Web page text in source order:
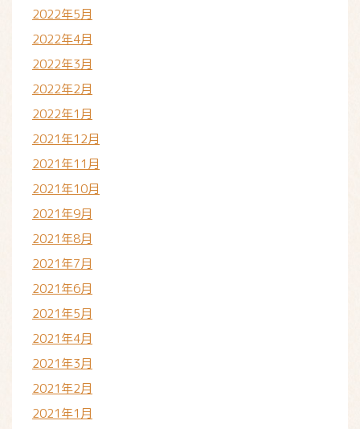
2022年5月
2022年4月
2022年3月
2022年2月
2022年1月
2021年12月
2021年11月
2021年10月
2021年9月
2021年8月
2021年7月
2021年6月
2021年5月
2021年4月
2021年3月
2021年2月
2021年1月